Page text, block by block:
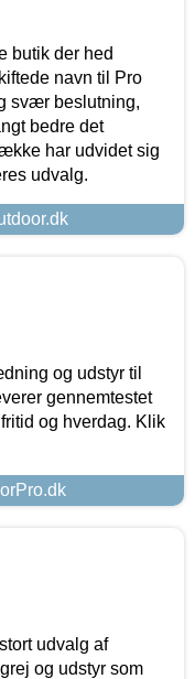
butik der hed
navn til Pro
svær beslutning,
bedre det
har udvidet sig
udvalg.
og udstyr til
gennemtestet
og hverdag. Klik
udvalg af
og udstyr som